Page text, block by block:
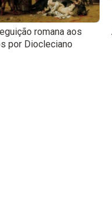
romana aos
por Diocleciano